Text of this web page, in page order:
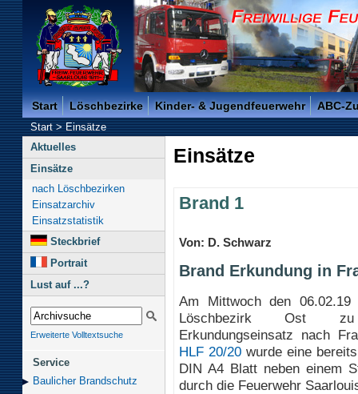
Freiwillige Feuerwehr der Kreisstadt Saarlouis -
Start Löschbezirke Kinder- & Jugendfeuerwehr ABC-
Start>Einsätze
Aktuelles
Einsätze
nach Löschbezirken
Einsatzarchiv
Einsatzstatistik
Steckbrief
Portrait
Lust auf ...?
Erweiterte Volltextsuche
Service
Baulicher Brand­schutz
Einsätze
Brand 1
Von: D. Schwarz
Brand Erkundung in
Am Mittwoch den 06.02.19
Löschbezirk Ost
Erkundungseinsatz nach
HLF 20/20 wurde eine
DIN A4 Blatt neben einem
durch die Feuerwehr